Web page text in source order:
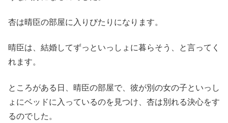
杏は晴臣の部屋に入りびたりになります。
晴臣は、結婚してずっといっしょに暮らそう、と言ってく
れます。
ところがある日、晴臣の部屋で、彼が別の女の子といっし
ょにベッドに入っているのを見つけ、杏は別れる決心をす
るのでした。